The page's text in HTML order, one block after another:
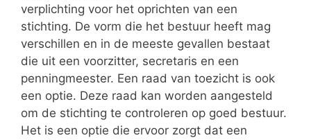
verplichting voor het oprichten van een
stichting. De vorm die het bestuur heeft mag
verschillen en in de meeste gevallen bestaat
die uit een voorzitter, secretaris en een
penningmeester. Een raad van toezicht is ook
een optie. Deze raad kan worden aangesteld
om de stichting te controleren op goed bestuur.
Het is een optie die ervoor zorgt dat een